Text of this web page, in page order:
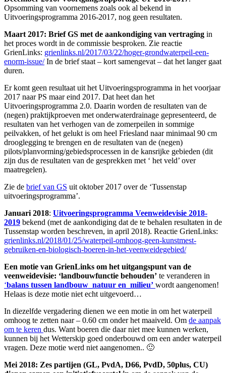
Opsomming van voornemens zoals ook al bekend in
Uitvoeringsprogramma 2016-2017, nog geen resultaten.
Maart 2017: Brief GS met de aankondiging van vertraging in
het proces wordt in de commissie besproken. Zie reactie
GrienLinks: grienlinks.nl/2017/03/22/hoger-grondwaterpeil-een-
enorm-issue/In de brief staat – kort samengevat – dat het langer gaat
duren.
Er komt geen resultaat uit het Uitvoeringsprogramma in het voorjaar
2017 naar PS maar eind 2017. Dat heet dan het
Uitvoeringsprogramma 2.0. Daarin worden de resultaten van de
(negen) praktijkproeven met onderwaterdrainage gepresenteerd, de
resultaten van het verhogen van de zomerpeilen in sommige
peilvakken, of het gelukt is om heel Friesland naar minimaal 90 cm
drooglegging te brengen en de resultaten van de (negen)
pilots/planvorming/gebiedsprocessen in de kansrijke gebieden (dit
zijn dus de resultaten van de gesprekken met ‘ het veld’ over
maatregelen).
Zie de brief van GS uit oktober 2017 over de ‘Tussenstap
uitvoeringsprogramma’.
Januari 2018: Uitvoeringsprogramma Veenweidevisie 2018-
2019 bekend (met de aankondiging dat de te behalen resultaten in de
Tussenstap worden beschreven, in april 2018). Reactie GrienLinks:
grienlinks.nl/2018/01/25/waterpeil-omhoog-geen-kunstmest-
gebruiken-en-biologisch-boeren-in-het-veenweidegebied/
Een motie van GrienLinks om het uitgangspunt van de
veenweidevisie: ‘landbouwfunctie behouden’ te veranderen in
‘balans tussen landbouw_natuur en_milieu’ wordt aangenomen!
Helaas is deze motie niet echt uitgevoerd…
In diezelfde vergadering dienen we een motie in om het waterpeil
omhoog te zetten naar – 0.60 cm onder het maaiveld. Om de aanpak
om te keren dus. Want boeren die daar niet mee kunnen werken,
kunnen bij het Wetterskip goed onderbouwd om een ander waterpeil
vragen. Deze motie werd niet aangenomen.. 🙂
Mei 2018: Zes partijen (GL, PvdA, D66, PvdD, 50plus, CU)